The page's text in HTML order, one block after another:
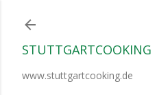
STUTTGARTCOOKING
www.stuttgartcooking.de